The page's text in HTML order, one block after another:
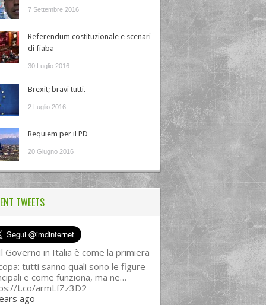
7 Settembre 2016
Referendum costituzionale e scenari
di fiaba
30 Luglio 2016
Brexit; bravi tutti.
2 Luglio 2016
Requiem per il PD
20 Giugno 2016
TWEETS
Governo in Italia è come la primiera
tutti sanno quali sono le figure
e come funziona, ma ne…
t.co/armLfZz3D2
ago